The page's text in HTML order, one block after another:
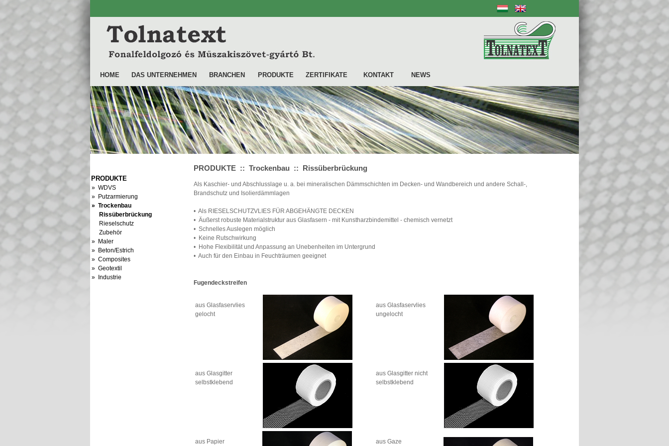
HOME DAS UNTERNEHMEN BRANCHEN PRODUKTE ZERTIFIKATE KONTAKT NEWS
PRODUKTE
» WDVS
» Putzarmierung
» Trockenbau
Rissüberbrückung
Rieselschutz
Zubehör
» Maler
» Beton/Estrich
» Composites
» Geotextil
» Industrie
PRODUKTE :: Trockenbau :: Rissüberbrückung
Als Kaschier- und Abschlusslage u. a. bei mineralischen Dämmschichten im Decken- und Wandbereich und andere Schall-,
Brandschutz und Isolierdämmlagen
• Als RIESELSCHUTZVLIES FÜR ABGEHÄNGTE DECKEN
• Äußerst robuste Materialstruktur aus Glasfasern - mit Kunstharzbindemittel - chemisch vernetzt
• Schnelles Auslegen möglich
• Keine Rutschwirkung
• Hohe Flexibilität und Anpassung an Unebenheiten im Untergrund
• Auch für den Einbau in Feuchträumen geeignet
Fugendeckstreifen
aus Glasfaservlies
gelocht
aus Glasfaservlies
ungelocht
aus Glasgitter
selbstklebend
aus Glasgitter nicht
selbstklebend
aus Papier aus Gaze